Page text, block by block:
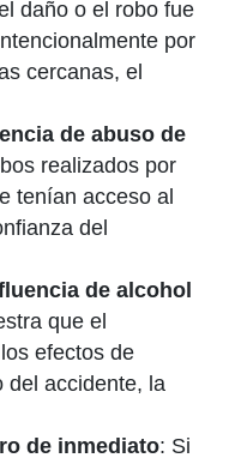
daño o el robo fue
por
cercanas, el
de abuso de
realizados por
tenían acceso al
del
de alcohol
que el
efectos de
del accidente, la
de inmediato: Si